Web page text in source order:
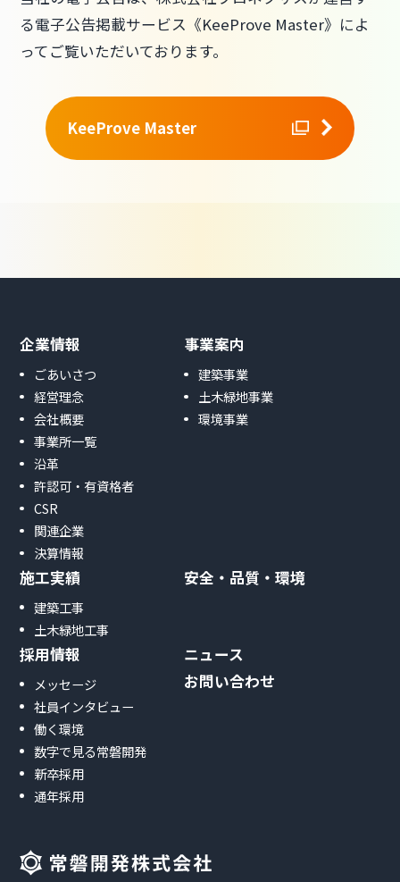
る電子公告掲載サービス《KeeProve Master》によ
ってご覧いただいております。
KeeProve Master
企業情報
ごあいさつ
経営理念
会社概要
事業所一覧
沿革
許認可・有資格者
CSR
関連企業
決算情報
事業案内
建築事業
土木緑地事業
環境事業
施工実績
建築工事
土木緑地工事
安全・品質・環境
採用情報
メッセージ
社員インタビュー
働く環境
数字で見る常磐開発
新卒採用
通年採用
ニュース
お問い合わせ